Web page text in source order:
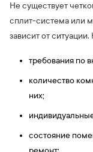
Не существует
сплит-система или
зависит от
требования по
количество
них;
состояние